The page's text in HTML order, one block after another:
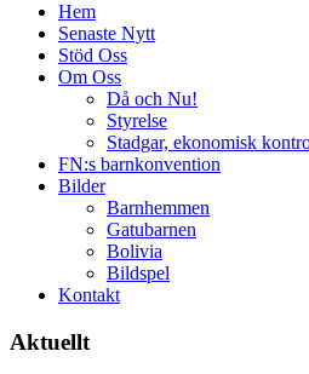
Hem
Senaste Nytt
Stöd Oss
Om Oss
Då och Nu!
Styrelse
Stadgar, ekonomisk
FN:s barnkonvention
Bilder
Barnhemmen
Gatubarnen
Bolivia
Bildspel
Kontakt
Aktuellt